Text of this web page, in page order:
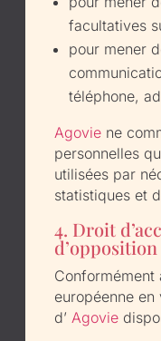
facultatives
pour mener
téléphone,
Agovie ne
personnelles
utilisées par
statistiques et
4. Droit
d’opposition
Conformément
européenne
d’ Agovie